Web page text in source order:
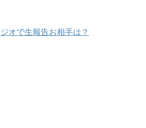
オで生報告お相手は？